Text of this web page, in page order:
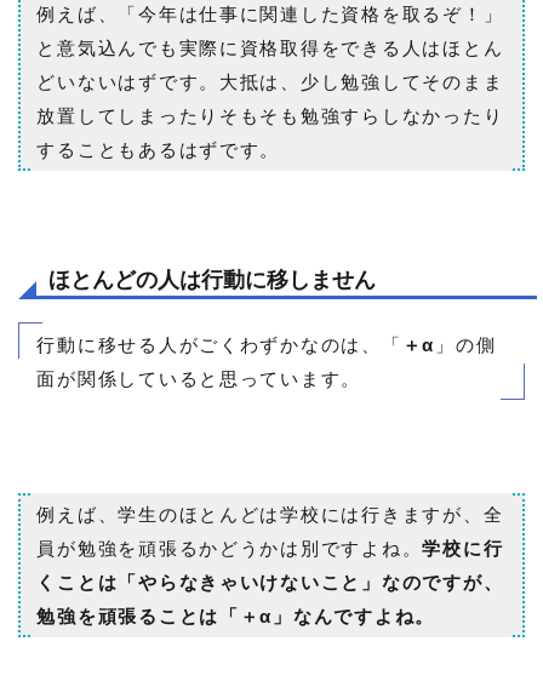
例えば、「今年は仕事に関連した資格を取るぞ！」
と意気込んでも実際に資格取得をできる人はほとん
どいないはずです。大抵は、少し勉強してそのまま
放置してしまったりそもそも勉強すらしなかったり
することもあるはずです。
ほとんどの人は行動に移しません
行動に移せる人がごくわずかなのは、「 ＋α 」の側
面が関係していると思っています。
例えば、学生のほとんどは学校には行きますが、全
員が勉強を頑張るかどうかは別ですよね。学校に行
くことは「やらなきゃいけないこと」なのですが、
勉強を頑張ることは「＋α」なんですよね。